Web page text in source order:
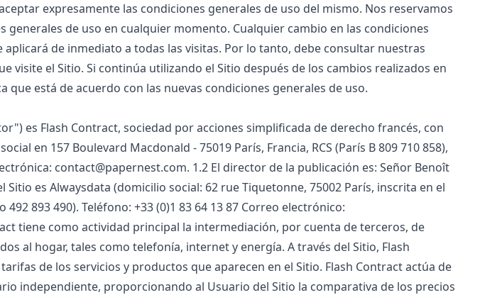
expresamente las condiciones generales de uso del mismo. Nos reservamos
generales de uso en cualquier momento. Cualquier cambio en las condiciones
aplicará de inmediato a todas las visitas. Por lo tanto, debe consultar nuestras
visite el Sitio. Si continúa utilizando el Sitio después de los cambios realizados en
que está de acuerdo con las nuevas condiciones generales de uso.
es Flash Contract, sociedad por acciones simplificada de derecho francés, con
en 157 Boulevard Macdonald - 75019 París, Francia, RCS (París B 809 710 858),
contact@papernest.com. 1.2 El director de la publicación es: Señor Benoît
Sitio es Alwaysdata (domicilio social: 62 rue Tiquetonne, 75002 París, inscrita en el
893 490). Teléfono: +33 (0)1 83 64 13 87 Correo electrónico:
tiene como actividad principal la intermediación, por cuenta de terceros, de
al hogar, tales como telefonía, internet y energía. A través del Sitio, Flash
de los servicios y productos que aparecen en el Sitio. Flash Contract actúa de
independiente, proporcionando al Usuario del Sitio la comparativa de los precios